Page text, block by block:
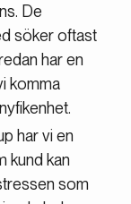
De
söker oftast
har en
komma
har vi en
kund kan
som